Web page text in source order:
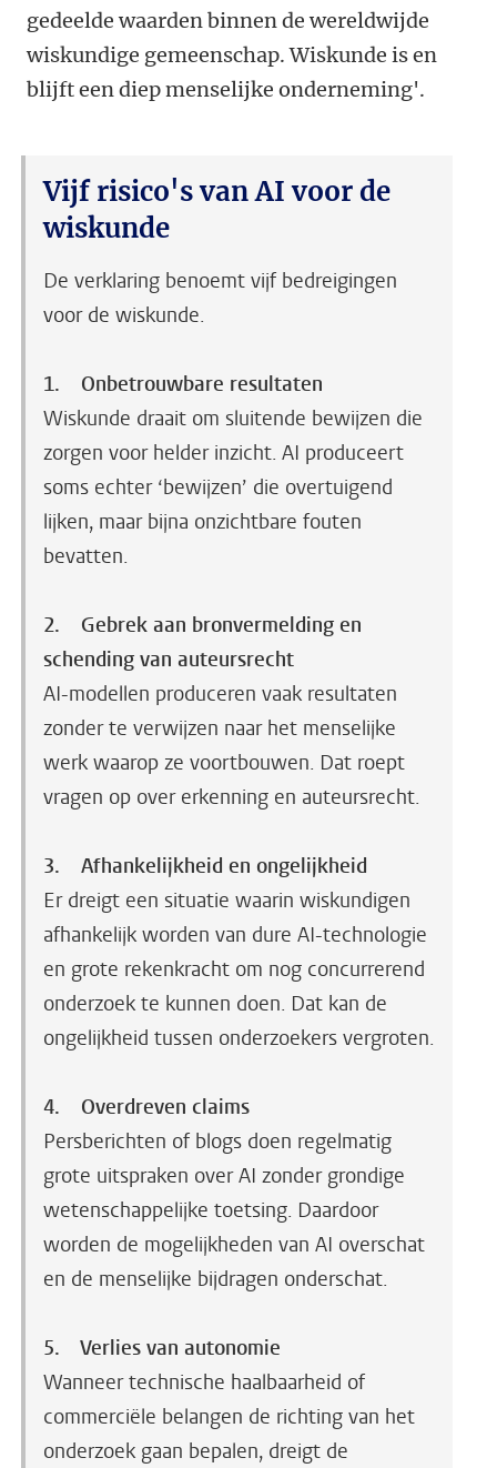
gedeelde waarden binnen de wereldwijde
wiskundige gemeenschap. Wiskunde is en
blijft een diep menselijke onderneming'.
Vijf risico's van AI voor de
wiskunde
De verklaring benoemt vijf bedreigingen
voor de wiskunde.
1. Onbetrouwbare resultaten
Wiskunde draait om sluitende bewijzen die
zorgen voor helder inzicht. AI produceert
soms echter ‘bewijzen’ die overtuigend
lijken, maar bijna onzichtbare fouten
bevatten.
2. Gebrek aan bronvermelding en
schending van auteursrecht
AI-modellen produceren vaak resultaten
zonder te verwijzen naar het menselijke
werk waarop ze voortbouwen. Dat roept
vragen op over erkenning en auteursrecht.
3. Afhankelijkheid en ongelijkheid
Er dreigt een situatie waarin wiskundigen
afhankelijk worden van dure AI-technologie
en grote rekenkracht om nog concurrerend
onderzoek te kunnen doen. Dat kan de
ongelijkheid tussen onderzoekers vergroten.
4. Overdreven claims
Persberichten of blogs doen regelmatig
grote uitspraken over AI zonder grondige
wetenschappelijke toetsing. Daardoor
worden de mogelijkheden van AI overschat
en de menselijke bijdragen onderschat.
5. Verlies van autonomie
Wanneer technische haalbaarheid of
commerciële belangen de richting van het
onderzoek gaan bepalen, dreigt de